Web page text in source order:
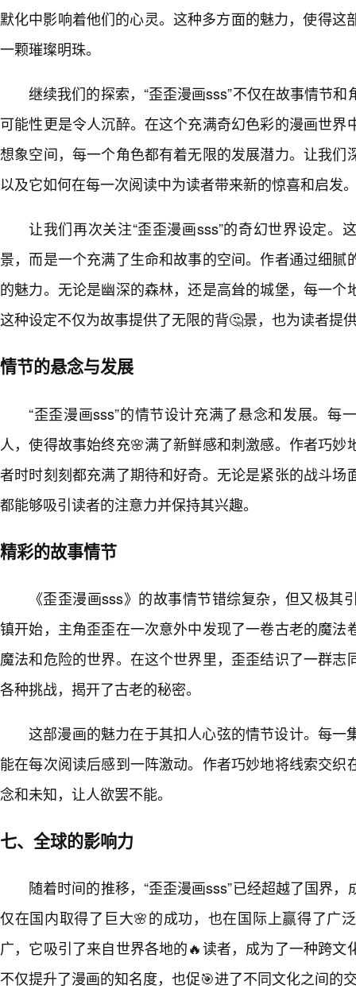
默化中影响着他们的心灵。这种多方面的魅力，使得这
一颗璀璨明珠。
继续我们的探索，“歪歪漫画sss”不仅在故事情节
可能性更是令人沉醉。在这个充满奇幻色彩的漫画世界
想象空间，每一个角色都有着无限的发展潜力。让我们
以及它如何在每一次阅读中为读者带来新的惊喜和启发
让我们再次关注“歪歪漫画sss”的奇幻世界设定。
景，而是一个充满了生命和故事的空间。作者通过细腻
的魅力。无论是幽深的森林，还是高耸的城堡，每一个
这种设定不仅为故事提供了无限的背🤔景，也为读者提
情节的悬念与发展
“歪歪漫画sss”的情节设计充满了悬念和发展。每
人，使得故事始终充🌸满了新鲜感和刺激感。作者巧妙
者时时刻刻都充满了期待和好奇。无论是紧张的战斗场
都能够吸引读者的注意力并保持其兴趣。
精彩的故事情节
《歪歪漫画sss》的故事情节错综复杂，但又极其
镇开始，主角歪歪在一次意外中发现了一卷古老的魔法
魔法和危险的世界。在这个世界里，歪歪结识了一群志
各种挑战，揭开了古老的秘密。
这部漫画的魅力在于其扣人心弦的情节设计。每一
能在每次阅读后感到一阵激动。作者巧妙地将线索交织
念和未知，让人欲罢不能。
七、全球的影响力
随着时间的推移，“歪歪漫画sss”已经超越了国界
仅在国内取得了巨大🌸的成功，也在国际上赢得了广
广，它吸引了来自世界各地的🔥读者，成为了一种跨文
不仅提升了漫画的知名度，也促🎯进了不同文化之间的